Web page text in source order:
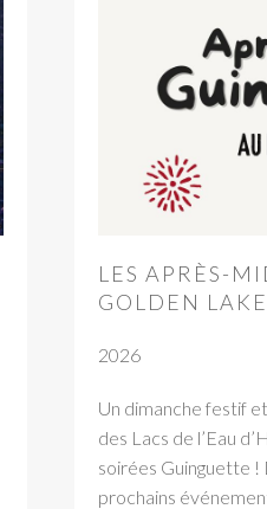
LES APRÈS-
GOLDEN
2026
Un dimanche festif
des Lacs de l’Eau
soirées Guinguette
prochains